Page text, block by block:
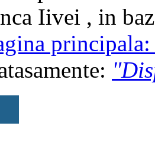
Iivei , in